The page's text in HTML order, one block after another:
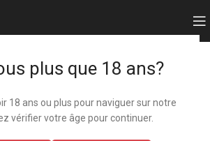
plus que 18 ans?
18 ans ou plus pour naviguer sur notre
vérifier votre âge pour continuer.